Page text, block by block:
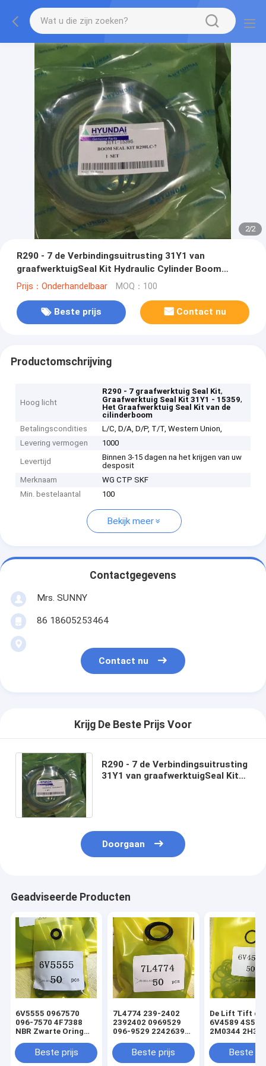
2/2
R290 - 7 de Verbindingsuitrusting 31Y1 van
graafwerktuigSeal Kit Hydraulic Cylinder Boom
Hyundai - 15359
Prijs：Onderhandelbaar MOQ：100
Beste prijs Contact nu
Productomschrijving
Hoog licht
R290 - 7 graafwerktuig Seal Kit,
Graafwerktuig Seal Kit 31Y1 - 15359,
Het Graafwerktuig Seal Kit van de
cilinderboom
Betalingscondities
L/C, D/A, D/P, T/T, Western Union,
Levering vermogen
1000
Levertijd
Binnen 3-15 dagen na het krijgen van uw
desposit
Merknaam
WG CTP SKF
Min. bestelaantal
100
Bekijk meer
Contactgegevens
Mrs. SUNNY
86 18605253464
Contact nu
Krijg De Beste Prijs Voor
R290 - 7 de Verbindingsuitrusting
31Y1 van graafwerktuigSeal Kit
Doorgaan
Geadviseerde Producten
6V5555 0967570
096-7570 4F7388
NBR Zwarte Oring
cilinderladerafdichtingsset
Beste prijs
7L4774 239-2402
2392402 0969529
096-9529 2242639
Zwarte Oring
hydraulische
Beste prijs
De Lift Tift die
6V4589
2M0344
de
Beste